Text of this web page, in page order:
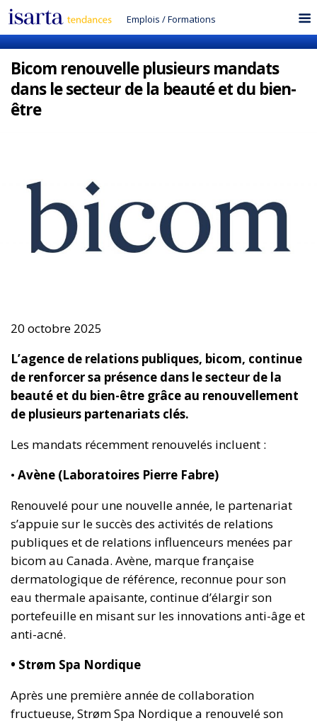
Emplois /Formations
Bicom renouvelle plusieurs mandats
dans le secteur de la beauté et du bien-
être
20 octobre 2025
L’agence de relations publiques, bicom, continue
de renforcer sa présence dans le secteur de la
beauté et du bien-être grâce au renouvellement
de plusieurs partenariats clés.
Les mandats récemment renouvelés incluent :
• Avène (Laboratoires Pierre Fabre)
Renouvelé pour une nouvelle année, le partenariat
s’appuie sur le succès des activités de relations
publiques et de relations influenceurs menées par
bicom au Canada. Avène, marque française
dermatologique de référence, reconnue pour son
eau thermale apaisante, continue d’élargir son
portefeuille en misant sur les innovations anti-âge et
anti-acné.
• Strøm Spa Nordique
Après une première année de collaboration
fructueuse, Strøm Spa Nordique a renouvelé son